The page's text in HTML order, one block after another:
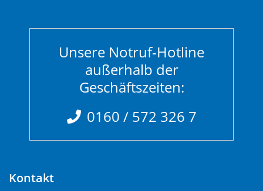
Unsere Notruf-Hotline
außerhalb der
Geschäftszeiten:
0160 / 572 326 7
Kontakt